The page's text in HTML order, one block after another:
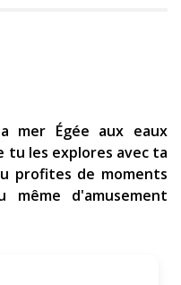
mer Égée aux eaux
tu les explores avec ta
profites de moments
d'amusement